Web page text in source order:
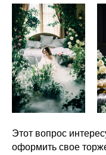
Этот вопрос
оформить свое